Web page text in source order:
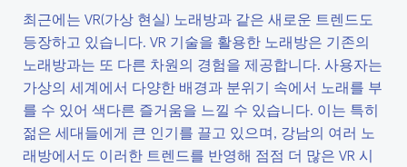
최근에는 VR(가상 현실) 노래방과 같은 새로운 트렌드도
등장하고 있습니다. VR 기술을 활용한 노래방은 기존의
노래방과는 또 다른 차원의 경험을 제공합니다. 사용자는
가상의 세계에서 다양한 배경과 분위기 속에서 노래를 부
를 수 있어 색다른 즐거움을 느낄 수 있습니다. 이는 특히
젊은 세대들에게 큰 인기를 끌고 있으며, 강남의 여러 노
래방에서도 이러한 트렌드를 반영해 점점 더 많은 VR 시